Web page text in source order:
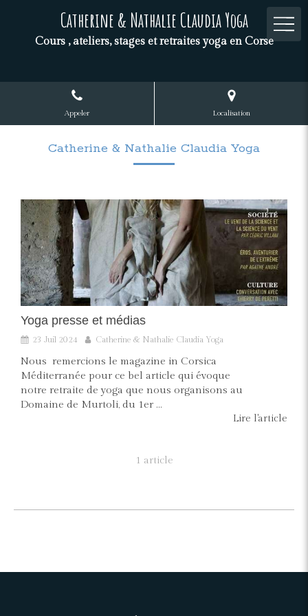
Catherine & Nathalie Claudia Yoga
Cours , ateliers, stages et retraites yoga en Corse
Appeler Localisation
Catherine & Nathalie Claudia Yoga
Yoga presse et médias
23 Juil 2024 Catherine & Nathalie Claudia Yoga
Nous remercions le magazine in Corsica
Méditerranée pour ce bel article qui évoque
notre retraite de yoga que nous organisons au
Domaine de Murtoli, du 1er ...
Lire l'article
1 article